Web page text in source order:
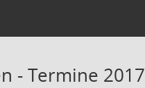
- Termine 2017